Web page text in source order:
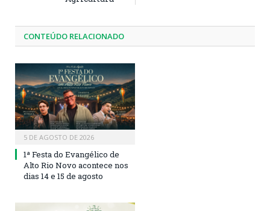
CONTEÚDO RELACIONADO
5 DE AGOSTO DE 2026
1ª Festa do Evangélico de
Alto Rio Novo acontece nos
dias 14 e 15 de agosto